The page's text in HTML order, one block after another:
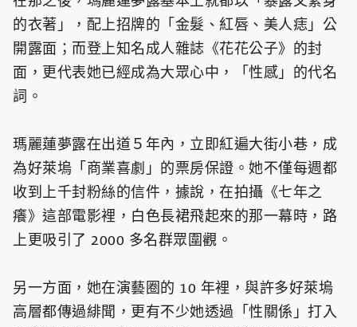
的衣著」，配上招牌的「金髮、紅唇、美人痣」公
開露面；而登上知名成人雜誌《花花公子》的封
面，更代表她已經成為大眾心中，「性感」的代名
詞。
瑪麗蓮夢露在出道５年內，立即紅遍大街小巷，成
為好萊塢「商業喜劇」的票房保證。她不僅每週都
收到上千封粉絲的信件，據說，在拍攝《七年之
癢》這部電影裡，白色長裙飛起來的那一幕時，路
上更吸引了 2000 多名群眾圍觀。
另一方面，她在演藝圈的 10 年裡，與許多好萊塢
高層都傳過緋聞，更有不少她透過「性關係」打入